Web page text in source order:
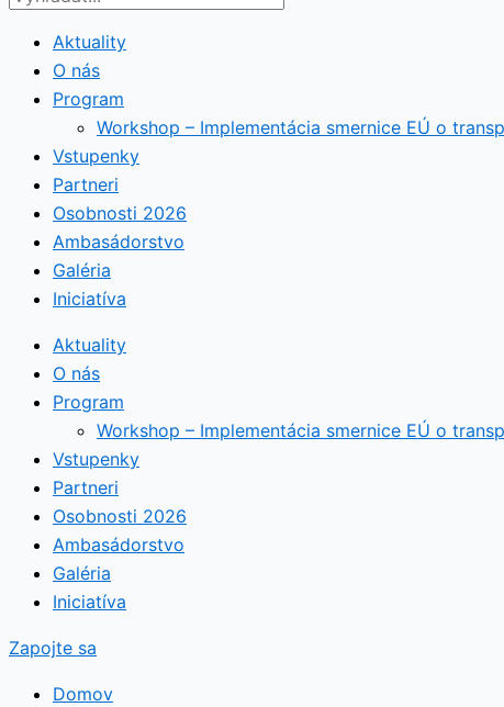
Aktuality
O nás
Program
Workshop – Implementácia smernice EÚ o
Vstupenky
Partneri
Osobnosti 2026
Ambasádorstvo
Galéria
Iniciatíva
Aktuality
O nás
Program
Workshop – Implementácia smernice EÚ o
Vstupenky
Partneri
Osobnosti 2026
Ambasádorstvo
Galéria
Iniciatíva
Zapojte sa
Domov